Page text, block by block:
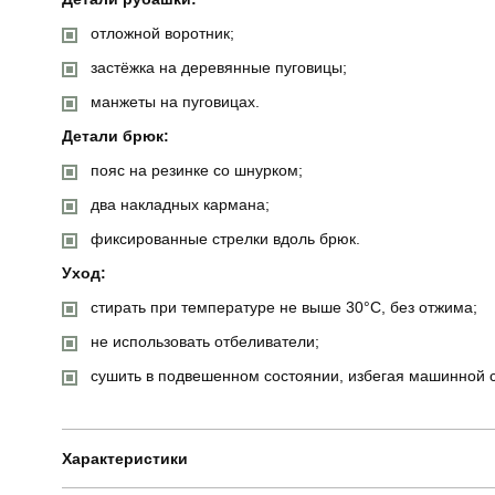
отложной воротник;
застёжка на деревянные пуговицы;
манжеты на пуговицах.
Детали брюк:
пояс на резинке со шнурком;
два накладных кармана;
фиксированные стрелки вдоль брюк.
Уход:
стирать при температуре не выше 30°C, без отжима;
не использовать отбеливатели;
сушить в подвешенном состоянии, избегая машинной
Характеристики